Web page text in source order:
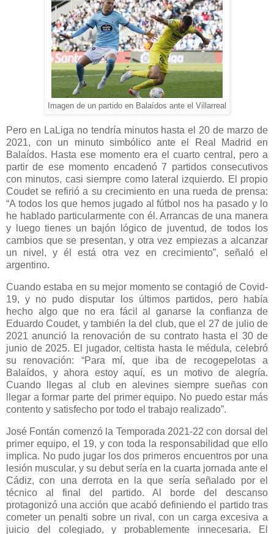
Imagen de un partido en Balaídos ante el Villarreal
Pero en LaLiga no tendría minutos hasta el 20 de marzo de
2021, con un minuto simbólico ante el Real Madrid en
Balaídos. Hasta ese momento era el cuarto central, pero a
partir de ese momento encadenó 7 partidos consecutivos
con minutos, casi siempre como lateral izquierdo. El propio
Coudet se refirió a su crecimiento en una rueda de prensa:
“A todos los que hemos jugado al fútbol nos ha pasado y lo
he hablado particularmente con él. Arrancas de una manera
y luego tienes un bajón lógico de juventud, de todos los
cambios que se presentan, y otra vez empiezas a alcanzar
un nivel, y él está otra vez en crecimiento”, señaló el
argentino.
Cuando estaba en su mejor momento se contagió de Covid-
19, y no pudo disputar los últimos partidos, pero había
hecho algo que no era fácil al ganarse la confianza de
Eduardo Coudet, y también la del club, que el 27 de julio de
2021 anunció la renovación de su contrato hasta el 30 de
junio de 2025. El jugador, celtista hasta le médula, celebró
su renovación: “Para mí, que iba de recogepelotas a
Balaídos, y ahora estoy aquí, es un motivo de alegría.
Cuando llegas al club en alevines siempre sueñas con
llegar a formar parte del primer equipo. No puedo estar más
contento y satisfecho por todo el trabajo realizado”.
José Fontán comenzó la Temporada 2021-22 con dorsal del
primer equipo, el 19, y con toda la responsabilidad que ello
implica. No pudo jugar los dos primeros encuentros por una
lesión muscular, y su debut sería en la cuarta jornada ante el
Cádiz, con una derrota en la que sería señalado por el
técnico al final del partido. Al borde del descanso
protagonizó una acción que acabó definiendo el partido tras
cometer un penalti sobre un rival, con un carga excesiva a
juicio del colegiado, y probablemente innecesaria. El